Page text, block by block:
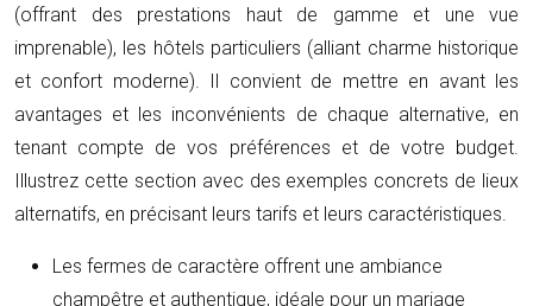
(offrant des prestations haut de gamme et une vue
imprenable), les hôtels particuliers (alliant charme historique
et confort moderne). Il convient de mettre en avant les
avantages et les inconvénients de chaque alternative, en
tenant compte de vos préférences et de votre budget.
Illustrez cette section avec des exemples concrets de lieux
alternatifs, en précisant leurs tarifs et leurs caractéristiques.
Les fermes de caractère offrent une ambiance
champêtre et authentique, idéale pour un mariage